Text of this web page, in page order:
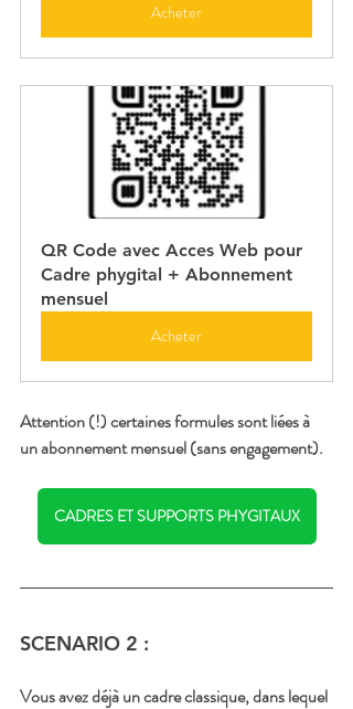
Acheter
QR Code avec Acces Web pour
Cadre phygital + Abonnement
mensuel
Acheter
Attention (!) certaines formules sont liées à
un abonnement mensuel (sans engagement).
CADRES ET SUPPORTS PHYGITAUX
SCENARIO 2 :
Vous avez déjà un cadre classique, dans lequel